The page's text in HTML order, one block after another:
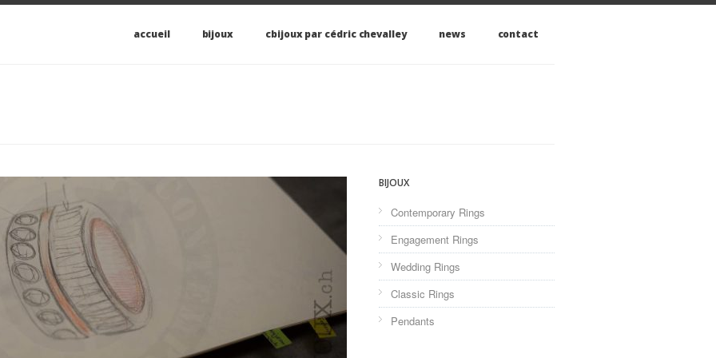
accueil bijoux cbijoux par cédric chevalley news contact
BIJOUX
Contemporary Rings
Engagement Rings
Wedding Rings
Classic Rings
Pendants